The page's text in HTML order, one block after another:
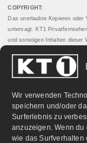
Wir verwenden
speichern und/oder
Surferlebnis zu
anzuzeigen. Wenn du
wie das Surfverhalten
COPYRIGHT:
Das unerlaubte Kopieren
untersagt. KT1
und sonstigen Inhalten dieser
PARTNERLINKS: